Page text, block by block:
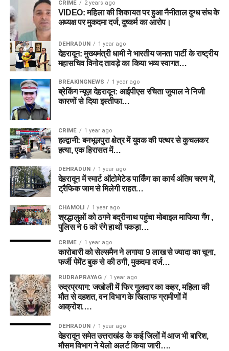
CRIME 2 years ago
VIDEO: महिला की शिकायत पर हुआ नैनीताल दुग्ध संघ के
अध्यक्ष पर मुकदमा दर्ज, दुष्कर्म का आरोप।
DEHRADUN 1 year ago
देहरादून: मुख्यमंत्री धामी ने भारतीय जनता पार्टी के राष्ट्रीय
महासचिव विनोद तावड़े का किया भव्य स्वागत…
BREAKINGNEWS 1 year ago
ब्रेकिंग न्यूज़ देहरादून: आईपीएस रचिता जुयाल ने निजी
कारणों से दिया इस्तीफा…
CRIME 1 year ago
हल्द्वानी: बनभूलपुरा क्षेत्र में युवक की पत्थर से कुचलकर
हत्या, एक हिरासत में…
DEHRADUN 1 year ago
देहरादून में स्मार्ट ऑटोमेटेड पार्किंग का कार्य अंतिम चरण में,
ट्रैफिक जाम से मिलेगी राहत…
CHAMOLI 1 year ago
श्रद्धालुओं को ठगने बद्रीनाथ पहुंचा मोबाइल माफिया गैंग ,
पुलिस ने 6 को रंगे हाथों पकड़ा…
CRIME 1 year ago
कारोबारी को सेल्समैन ने लगाया 9 लाख से ज्यादा का चूना,
फर्जी पेमेंट बुक से की ठगी, मुकदमा दर्ज…
RUDRAPRAYAG 1 year ago
रुद्रप्रयाग: जखोली में फिर गुलदार का कहर, महिला की
मौत से दहशत, वन विभाग के खिलाफ ग्रामीणों में
आक्रोश….
DEHRADUN 1 year ago
देहरादून समेत उत्तराखंड के कई जिलों में आज भी बारिश,
मौसम विभाग ने येलो अलर्ट किया जारी….